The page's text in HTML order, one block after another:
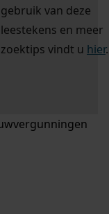
gebruik van deze
leestekens en meer
zoektips vindt u hier.